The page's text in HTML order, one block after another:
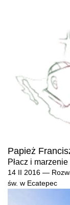
Papież
Płacz i marzenie
14 II 2016 —
św. w Ecatepec